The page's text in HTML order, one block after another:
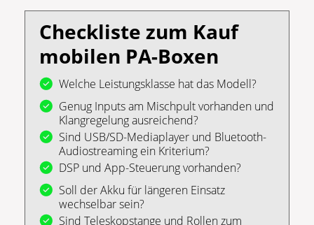
Checkliste zum Kauf
mobilen PA-Boxen
Welche Leistungsklasse hat das Modell?
Genug Inputs am Mischpult vorhanden und
Klangregelung ausreichend?
Sind USB/SD-Mediaplayer und Bluetooth-
Audiostreaming ein Kriterium?
DSP und App-Steuerung vorhanden?
Soll der Akku für längeren Einsatz
wechselbar sein?
Sind Teleskopstange und Rollen zum